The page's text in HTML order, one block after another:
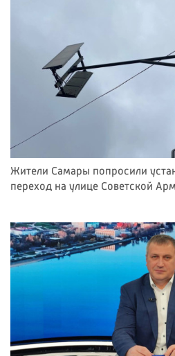
Жители Самары попросили
переход на улице Советской